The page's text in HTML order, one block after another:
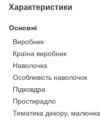
Характеристики
Основні
Виробник
Країна виробник
Наволочка
Особливість наволочок
Підковдра
Простирадло
Тематика декору, малюнка